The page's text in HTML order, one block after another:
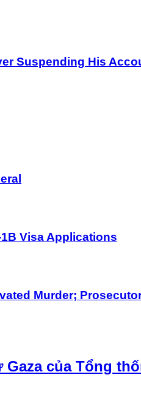
Suspending His
Visa Applications
Murder;
của Tổng